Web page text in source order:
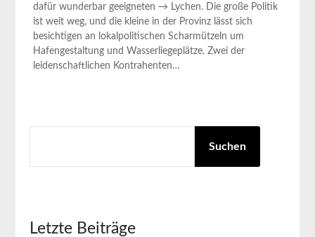
dafür wunderbar geeigneten → Lychen. Die große Politik
ist weit weg, und die kleine in der Provinz lässt sich
besichtigen an lokalpolitischen Scharmützeln um
Hafengestaltung und Wasserliegeplätze. Zwei der
leidenschaftlichen Kontrahenten…
Suchen
Letzte Beiträge